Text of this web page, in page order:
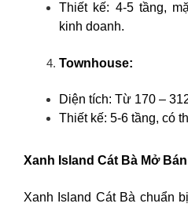
Thiết kế: 4-5 tầng,
kinh doanh.
Townhouse:
Diện tích: Từ 170 –
Thiết kế: 5-6 tầng, có
Xanh Island Cát Bà Mở
Xanh Island Cát Bà chuẩn